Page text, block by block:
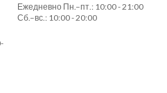
Ежедневно Пн.–пт.: 10:00 - 21:00
Сб.–вс.: 10:00 - 20:00